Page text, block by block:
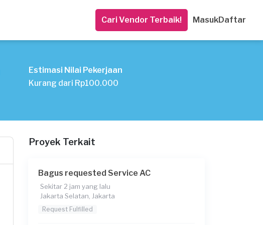
Cari Vendor Terbaik! MasukDaftar
Estimasi Nilai Pekerjaan
Kurang dari Rp100.000
Proyek Terkait
Bagus requested Service AC
Sekitar 2 jam yang lalu
Jakarta Selatan, Jakarta
Request Fulfilled